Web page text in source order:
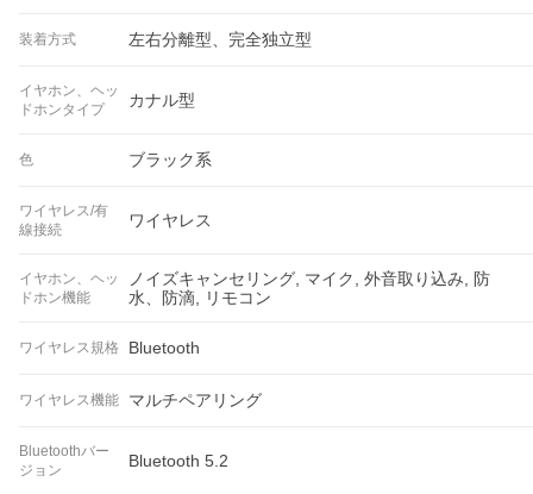
装着方式 左右分離型、完全独立型
イヤホン、ヘッ
ドホンタイプ
カナル型
色 ブラック系
ワイヤレス/有
線接続
ワイヤレス
イヤホン、ヘッ
ドホン機能
ノイズキャンセリング, マイク, 外音取り込み, 防
水、防滴, リモコン
ワイヤレス規格 Bluetooth
ワイヤレス機能 マルチペアリング
Bluetoothバー
ジョン
Bluetooth 5.2